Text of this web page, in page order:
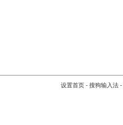
设置首页 - 搜狗输入法 -